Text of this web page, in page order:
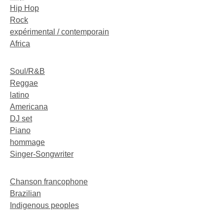
Hip Hop
Rock
expérimental / contemporain
Africa
Soul/R&B
Reggae
latino
Americana
DJ set
Piano
hommage
Singer-Songwriter
Chanson francophone
Brazilian
Indigenous peoples